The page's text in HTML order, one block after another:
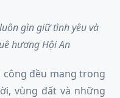
gìn giữ tình yêu và
hương Hội An
công đều mang trong
vùng đất và những